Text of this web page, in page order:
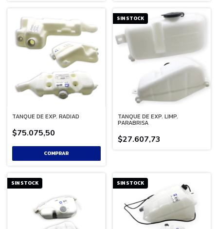
TANQUE DE EXP. RADIAD
$75.075,50
SIN STOCK
TANQUE DE EXP. LIMP.
PARABRISA
$27.607,73
SIN STOCK SIN STOCK